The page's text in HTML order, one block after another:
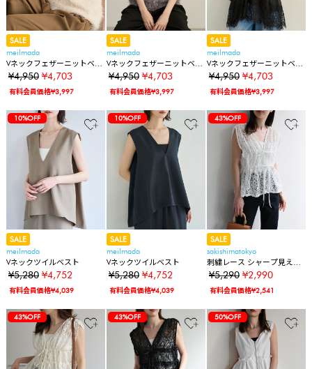
SALE
meilmada
Vネックフェザーニットベス
ト
¥4,950 ¥4,703
有料会員価格¥3,997
SALE
meilmada
Vネックフェザーニットベス
ト
¥4,950 ¥4,703
有料会員価格¥3,997
SALE
meilmada
Vネックフェザーニットベス
ト
¥4,950 ¥4,703
有料会員価格¥3,997
10%OFF
SALE
meilmada
Vネックツイルベスト
¥5,280 ¥4,752
有料会員価格¥4,039
10%OFF
SALE
meilmada
Vネックツイルベスト
¥5,280 ¥4,752
有料会員価格¥4,039
43%OFF
SALE
sakishimatokyo
刺繍レース シャープ見えベ
スト
¥5,290 ¥2,990
有料会員価格¥2,541
43%OFF 43%OFF 50%OFF